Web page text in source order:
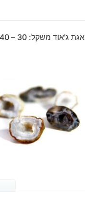
אגת ג'אוד משקל: 30 – 40 גרם